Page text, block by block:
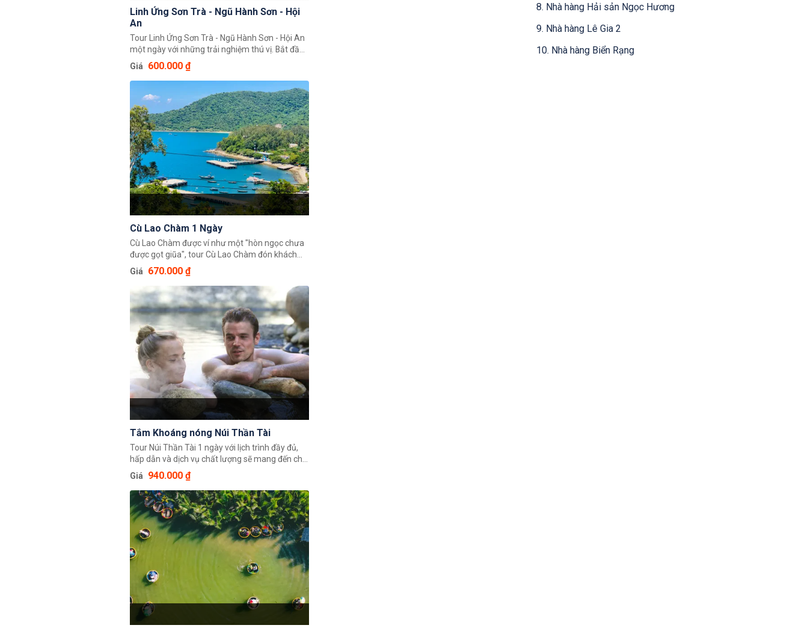
Linh Ứng Sơn Trà - Ngũ Hành Sơn - Hội
An
Tour Linh Ứng Sơn Trà - Ngũ Hành Sơn - Hội An
một ngày với những trải nghiệm thú vị. Bắt đầu
với chùa Linh Ứng tôn nghiêm, lộng gió. Sau đó,
tour sẽ đưa bạn đến Ngũ Hành Sơn và ghé thăm
làng Non Nước và nhìn thấy sự tài tình của
những nghệ sĩ điêu khắc đá của địa phương.
Điểm dừng chân cuối cùng là Hội An với bầu
không khí thơ mộng của một thành phố cổ
tuyệt đẹp.
Giá 600.000 ₫
Cù Lao Chàm 1 Ngày
Cù Lao Chàm được ví như một "hòn ngọc chưa
được gọt giũa", tour Cù Lao Chàm đón khách
tận nơi từ Đà Nẵng hoặc Hội An với hình thức
ghép đoàn được tổ chức hàng ngày. Lịch trình
tour hấp dẫn, tạo cơ hội cho du khách được trải
nghiệm và tận hưởng món quà từ biển cả với
mức giá rẻ nhất Đà Nẵng.
Giá 670.000 ₫
Tắm Khoáng nóng Núi Thần Tài
Tour Núi Thần Tài 1 ngày với lịch trình đầy đủ,
hấp dẫn và dịch vụ chất lượng sẽ mang đến cho
quý khách những trải nghiệm tuyệt vời, mới lạ,
độc đáo, tận hưởng và thư giãn trong một
không gian tuyệt vời, được hoà mình vào với
thiên nhiên mà giá cả lại rất phải chăng.
Giá 940.000 ₫
8. Nhà hàng Hải sản Ngọc Hương
9. Nhà hàng Lê Gia 2
10. Nhà hàng Biển Rạng